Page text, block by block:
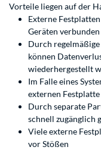
Vorteile liegen auf der
Externe
Geräten
Durch
können
wiederhergestellt
Im Falle eines
externen
Durch separate
schnell zugänglich
Viele externe
vor Stößen